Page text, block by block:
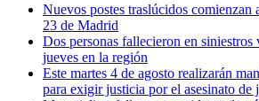
Nuevos postes traslúcidos comienzan
23 de Madrid
Dos personas fallecieron en siniestros
jueves en la región
Este martes 4 de agosto realizarán
para exigir justicia por el asesinato de